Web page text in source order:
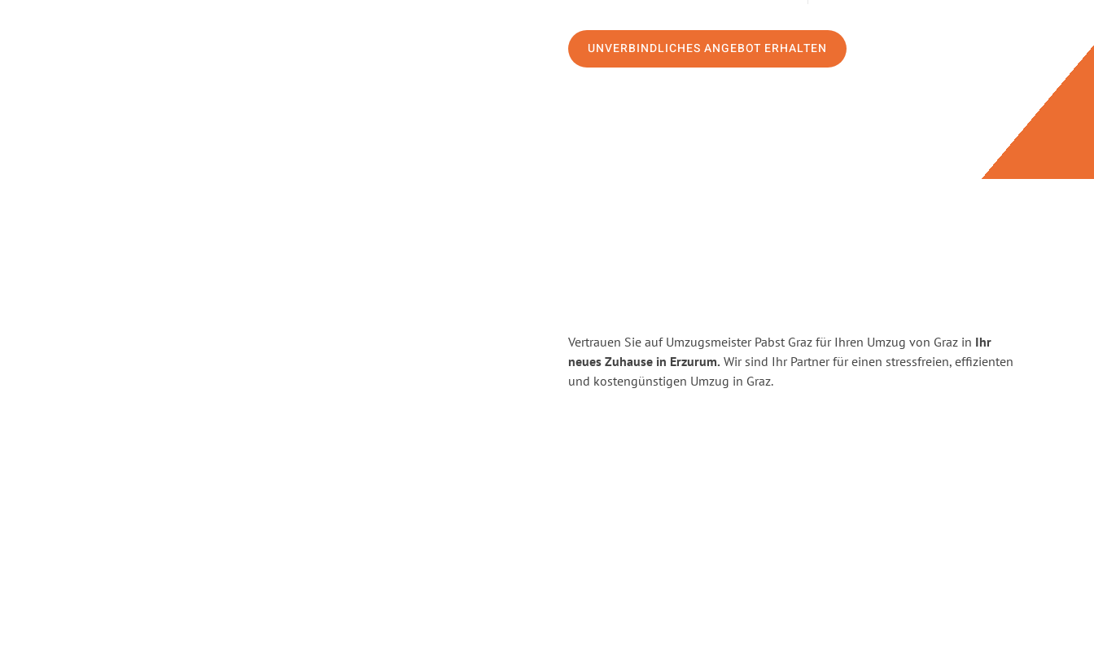
UNVERBINDLICHES ANGEBOT ERHALTEN
Vertrauen Sie auf Umzugsmeister Pabst Graz für Ihren Umzug von Graz in Ihr
neues Zuhause in Erzurum. Wir sind Ihr Partner für einen stressfreien, effizienten
und kostengünstigen Umzug in Graz.